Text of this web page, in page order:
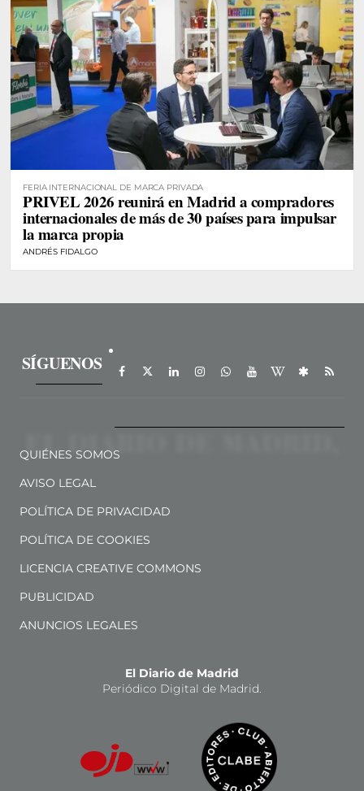
FERIA INTERNACIONAL DE MARCA PRIVADA
PRIVEL 2026 reunirá en Madrid a compradores
internacionales de más de 30 países para impulsar
la marca propia
ANDRÉS FIDALGO
SÍGUENOS
QUIÉNES SOMOS
AVISO LEGAL
POLÍTICA DE PRIVACIDAD
POLÍTICA DE COOKIES
LICENCIA CREATIVE COMMONS
PUBLICIDAD
ANUNCIOS LEGALES
El Diario de Madrid
Periódico Digital de Madrid.